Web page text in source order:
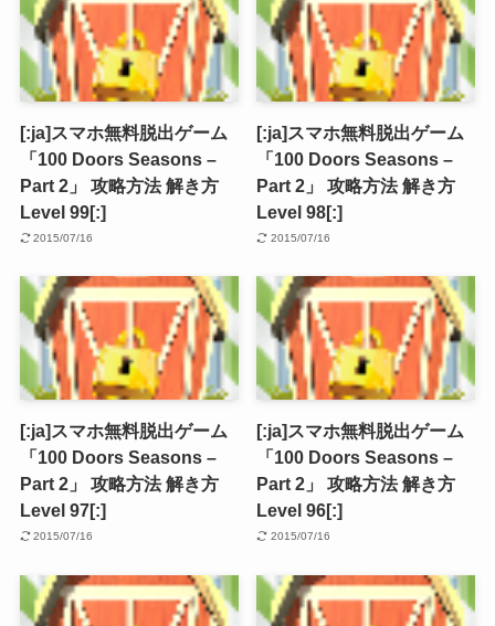
[:ja]スマホ無料脱出ゲーム
「100 Doors Seasons –
Part 2」 攻略方法 解き方
Level 99[:]
2015/07/16
[:ja]スマホ無料脱出ゲーム
「100 Doors Seasons –
Part 2」 攻略方法 解き方
Level 98[:]
2015/07/16
[:ja]スマホ無料脱出ゲーム
「100 Doors Seasons –
Part 2」 攻略方法 解き方
Level 97[:]
2015/07/16
[:ja]スマホ無料脱出ゲーム
「100 Doors Seasons –
Part 2」 攻略方法 解き方
Level 96[:]
2015/07/16